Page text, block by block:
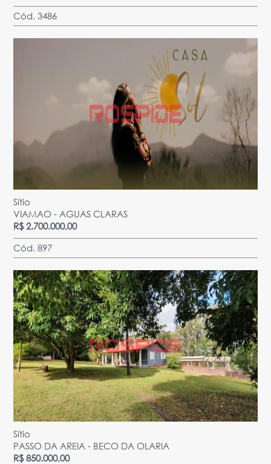
Cód. 3486
Sítio
VIAMAO - AGUAS CLARAS
R$ 2.700.000,00
Cód. 897
Sítio
PASSO DA AREIA - BECO DA OLARIA
R$ 850.000,00